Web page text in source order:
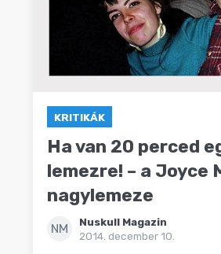
KRITIKÁK
Ha van 20 perced
lemezre! – a Joyce
nagylemeze
NM
Nuskull Magazin
2014. december 10.